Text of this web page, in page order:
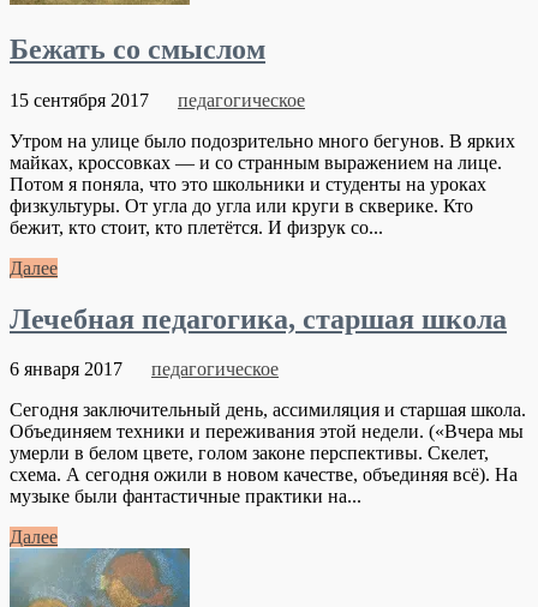
Бежать со смыслом
15 сентября 2017
педагогическое
Утром на улице было подозрительно много бегунов. В ярких
майках, кроссовках — и со странным выражением на лице.
Потом я поняла, что это школьники и студенты на уроках
физкультуры. От угла до угла или круги в скверике. Кто
бежит, кто стоит, кто плетётся. И физрук со...
Далее
Лечебная педагогика, старшая школа
6 января 2017
педагогическое
Сегодня заключительный день, ассимиляция и старшая школа.
Объединяем техники и переживания этой недели. («Вчера мы
умерли в белом цвете, голом законе перспективы. Скелет,
схема. А сегодня ожили в новом качестве, объединяя всё). На
музыке были фантастичные практики на...
Далее